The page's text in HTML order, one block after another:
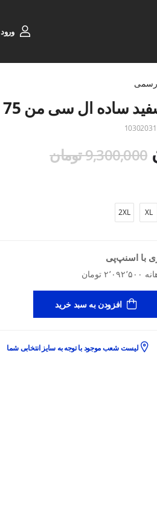
ورود
رسمی
ساده ال سی من 75
9,300,000 تومان
XL
2XL
با اسنپ‌پی
افزودن به سبد خرید
لیست شعب موجود با توجه به سایز انتخابی شما